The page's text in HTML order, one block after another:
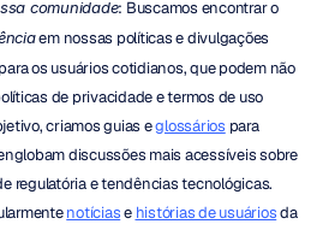
comunidade: Buscamos encontrar o
em nossas políticas e divulgações
os usuários cotidianos, que podem não
de privacidade e termos de uso
criamos guias e glossários para
discussões mais acessíveis sobre
regulatória e tendências tecnológicas.
notícias e histórias de usuários da